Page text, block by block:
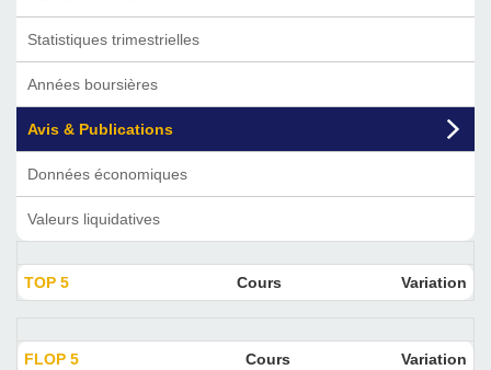
Statistiques trimestrielles
Années boursières
Avis & Publications
Données économiques
Valeurs liquidatives
TOP 5 Cours Variation
FLOP 5 Cours Variation